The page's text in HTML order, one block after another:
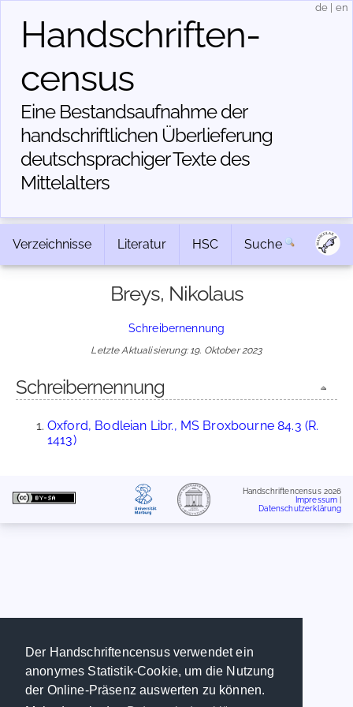
Der Handschriftencensus verwendet ein
anonymes Statistik-Cookie, um die Nutzung
der Online-Präsenz auswerten zu können.
Handschriften­
census
Eine Bestandsaufnahme der
handschriftlichen Über­lieferung
deutschsprachiger Texte des
Mittelalters
de en
Verzeichnisse Literatur HSC Suche
Breys, Nikolaus
Schreibernennung
Letzte Aktualisierung: 19. Oktober 2023
Schreibernennung
Oxford, Bodleian Libr., MS Broxbourne 84.3 (R.
1413)
Handschriftencensus 2026
Impressum
Datenschutzerklärung